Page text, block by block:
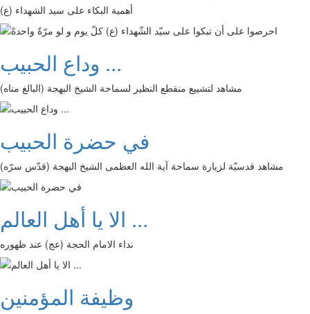
أهمية البكاء على سيد الشهداء (ع)
وداع الحبيب ...
مشاهد لتشييع منقطع النظير لسماحة الشيخ البهجة (البالغ مناه)
في حضرة الحبيب
مشاهد قدسيّة لزيارة سماحة آية الله العظمى الشيخ البهجة (قدّس سرّه)
الا يا أهل العالم ...
نداء الامام الحجة (عج) عند ظهوره
وظيفة المؤمنين